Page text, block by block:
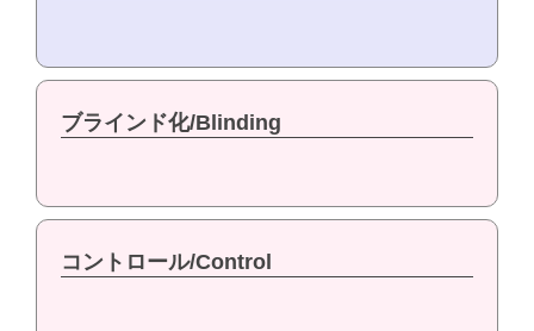
ブラインド化/Blinding
コントロール/Control